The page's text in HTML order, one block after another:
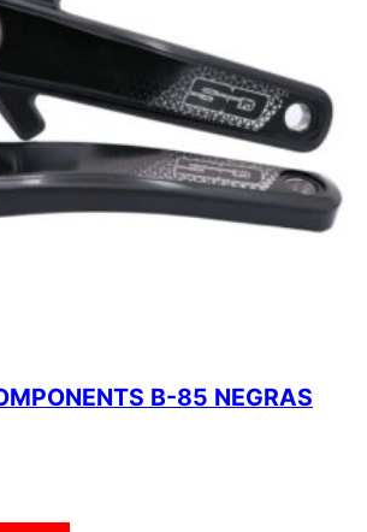
B-85 NEGRAS